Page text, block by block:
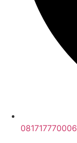
081717770006